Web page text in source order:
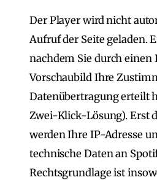
Der Player wird nicht
Aufruf der Seite geladen.
nachdem Sie durch einen
Vorschaubild Ihre
Datenübertragung erteilt
Zwei-Klick-Lösung). Erst
werden Ihre IP-Adresse
technische Daten an
Rechtsgrundlage ist